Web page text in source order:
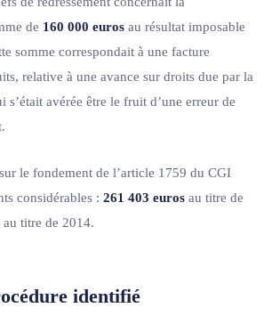
de 160 000 euros au résultat imposable
somme correspondait à une facture
relative à une avance sur droits due par la
s’était avérée être le fruit d’une erreur de
le fondement de l’article 1759 du CGI
considérables : 261 403 euros au titre de
au titre de 2014.
identifié